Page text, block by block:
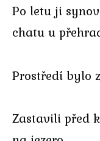
Po letu ji
chatu u
Prostředí bylo
Zastavili před